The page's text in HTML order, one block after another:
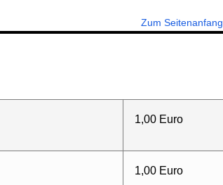
Zum Seitenanfang
1,00 Euro
1,00 Euro